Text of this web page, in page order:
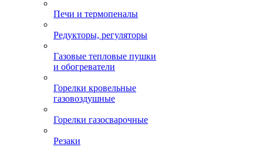
Печи и термопеналы
Редукторы, регуляторы
Газовые тепловые пушки
и обогреватели
Горелки кровельные
газовоздушные
Горелки газосварочные
Резаки